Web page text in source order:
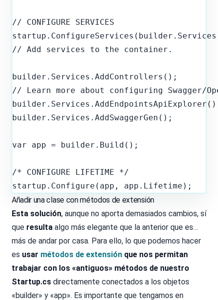
// CONFIGURE SERVICES
// Add services to the container.
builder.Services.AddControllers();
// Learn more about configuring Swagger/
builder.Services.AddSwaggerGen();
var app = builder.Build();
/* CONFIGURE LIFETIME */
Añadir una clase con métodos de extensión
Esta solución, aunque no aporta demasiados cambios, sí
que resulta algo más elegante que la anterior que es…
más de andar por casa. Para ello, lo que podemos hacer
es usar métodos de extensión que nos permitan
trabajar con los «antiguos» métodos de nuestro
Startup.cs directamente conectados a los objetos
«builder» y «app». Es importante que tengamos en